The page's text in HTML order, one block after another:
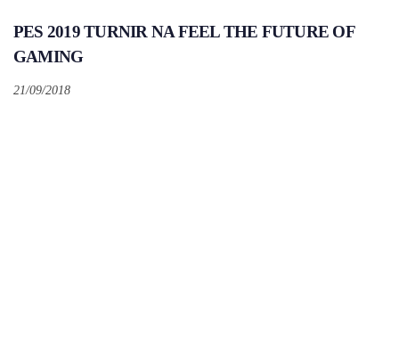
PES 2019 TURNIR NA FEEL THE FUTURE OF
GAMING
21/09/2018